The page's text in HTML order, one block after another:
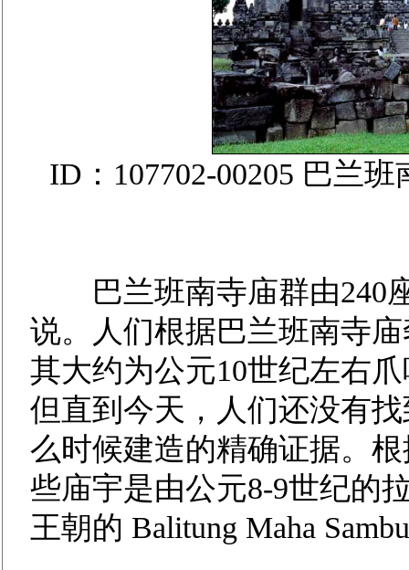
ID：107702-00205 巴
巴兰班南寺庙群由240
说。人们根据巴兰班南寺
其大约为公元10世纪左右
但直到今天，人们还没有
么时候建造的精确证据。
些庙宇是由公元8-9世纪的
王朝的 Balitung Maha